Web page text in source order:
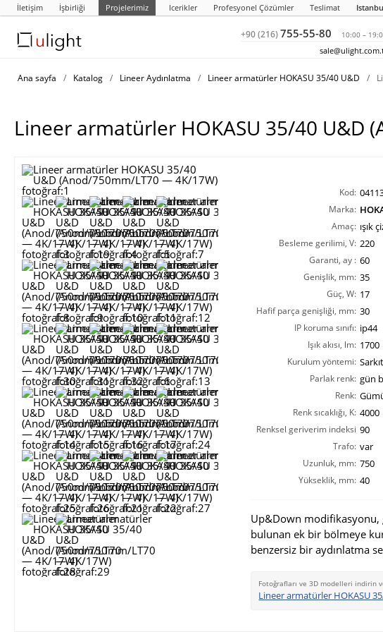
İletişim İşbirliği Projelerimiz Icerikler Profesyonel Çözümler Teslimat
+90 (216)755-55-80 10:00 –
Ana sayfa / Katalog / Lineer Aydınlatma / Lineer armatürler HOKASU 35/40 U&D /
Lineer armatürler HOKASU 35/40 U&D
Kod:
Marka:
Amaç: ışık
Besleme gerilimi, V: 220
Garanti, ay : 60
Genişlik, mm: 35
Güç, W: 17
Hafif parça genişliği, mm: 30
IP koruma sınıfı: ip44
Işık akısı, lm: 1700
Kurulum yöntemi:
Parlak renk: gün
Renk:
Renk sıcaklığı, K: 4000
Renksel geriverim indeksi
CRI(Ra):
90
Trafo: var
Uzunluk, mm: 750
Yükseklik, mm: 40
Up&Down modifikasyonu,
bulunan ek bir bölmeye
benzersiz bir aydınlatma
Fotoğrafları ve 3D modelleri indirin
Lineer armatürler HOKASU